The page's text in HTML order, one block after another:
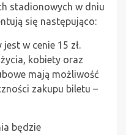
stadionowych w dniu
się następująco:
w cenie 15 zł.
kobiety oraz
mają możliwość
zakupu biletu –
będzie